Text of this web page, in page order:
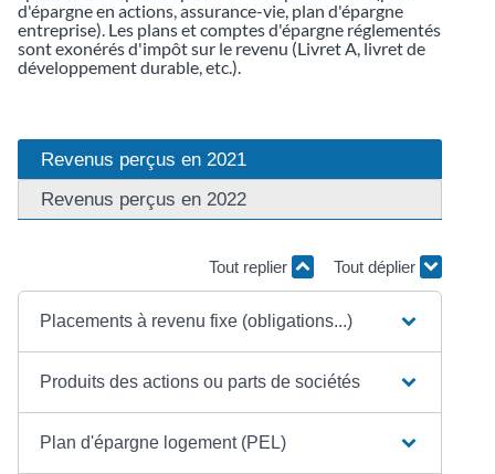
d'épargne en actions, assurance-vie, plan d'épargne
entreprise). Les plans et comptes d'épargne réglementés
sont exonérés d'impôt sur le revenu (Livret A, livret de
développement durable, etc.).
Revenus perçus en 2021
Revenus perçus en 2022
Tout replier Tout déplier
Placements à revenu fixe (obligations...)
Produits des actions ou parts de sociétés
Plan d'épargne logement (PEL)